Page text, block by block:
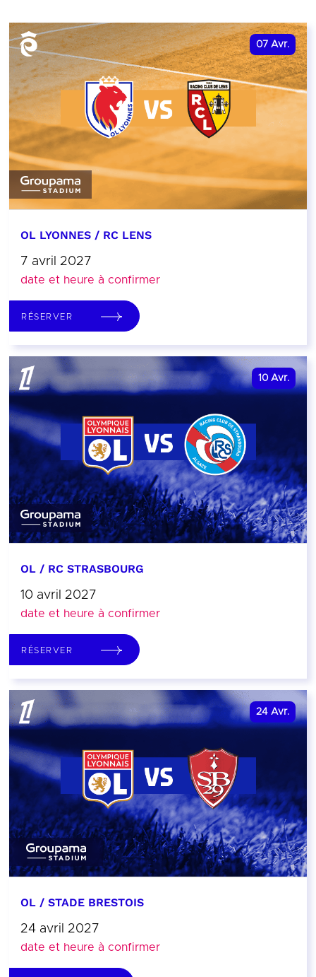
07 Avr.
OL LYONNES / RC LENS
7 avril 2027
date et heure à confirmer
RÉSERVER
10 Avr.
OL / RC STRASBOURG
10 avril 2027
date et heure à confirmer
RÉSERVER
24 Avr.
OL / STADE BRESTOIS
24 avril 2027
date et heure à confirmer